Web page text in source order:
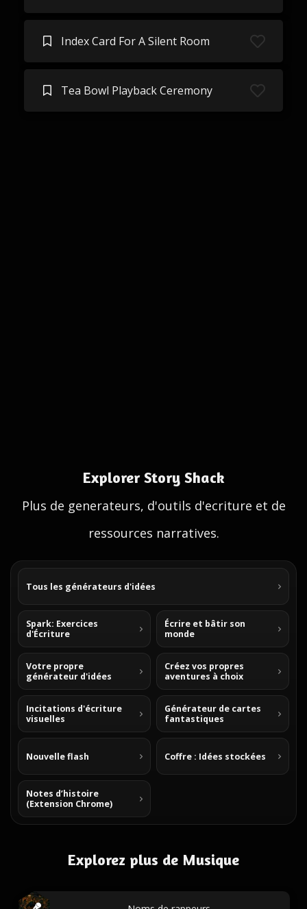
Index Card For A Silent Room
Tea Bowl Playback Ceremony
Explorer Story Shack
Plus de generateurs, d'outils d'ecriture et de
ressources narratives.
Tous les générateurs d'idées
Spark: Exercices
d'Écriture
Écrire et bâtir son
monde
Votre propre
générateur d'idées
Créez vos propres
aventures à choix
Incitations d'écriture
visuelles
Générateur de cartes
fantastiques
Nouvelle flash Coffre : Idées stockées
Notes d’histoire
(Extension Chrome)
Explorez plus de Musique